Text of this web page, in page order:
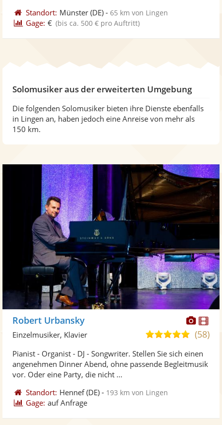
Standort: Münster (DE) -65 km von Lingen
Gage: € (bis ca. 500 € pro Auftritt)
Solomusiker aus der erweiterten Umgebung
Die folgenden Solomusiker bieten ihre Dienste ebenfalls
in Lingen an, haben jedoch eine Anreise von mehr als
150 km.
Fotos
Robert Urbansky
4,9
5
(58)
Einzelmusiker, Klavier
Pianist - Organist - DJ - Songwriter. Stellen Sie sich einen
angenehmen Dinner Abend, ohne passende Begleitmusik
vor. Oder eine Party, die nicht ...
Standort: Hennef(DE) - 193 km von Lingen
Gage: auf Anfrage